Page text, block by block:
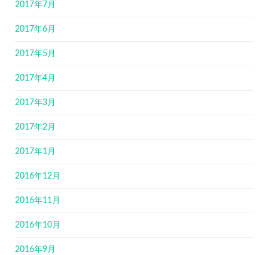
2017年7月
2017年6月
2017年5月
2017年4月
2017年3月
2017年2月
2017年1月
2016年12月
2016年11月
2016年10月
2016年9月